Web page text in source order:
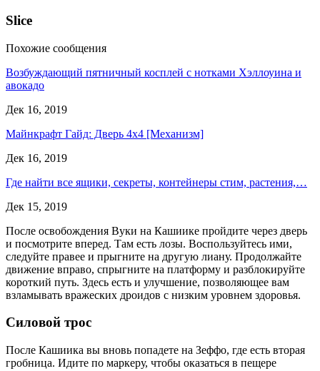
Slice
Похожие сообщения
Возбуждающий пятничный косплей с нотками Хэллоуина и
авокадо
Дек 16, 2019
Майнкрафт Гайд: Дверь 4х4 [Механизм]
Дек 16, 2019
Где найти все ящики, секреты, контейнеры стим, растения,…
Дек 15, 2019
После освобождения Вуки на Кашиике пройдите через дверь
и посмотрите вперед. Там есть лозы. Воспользуйтесь ими,
следуйте правее и прыгните на другую лиану. Продолжайте
движение вправо, спрыгните на платформу и разблокируйте
короткий путь. Здесь есть и улучшение, позволяющее вам
взламывать вражеских дроидов с низким уровнем здоровья.
Силовой трос
После Кашиика вы вновь попадете на Зеффо, где есть вторая
гробница. Идите по маркеру, чтобы оказаться в пещере